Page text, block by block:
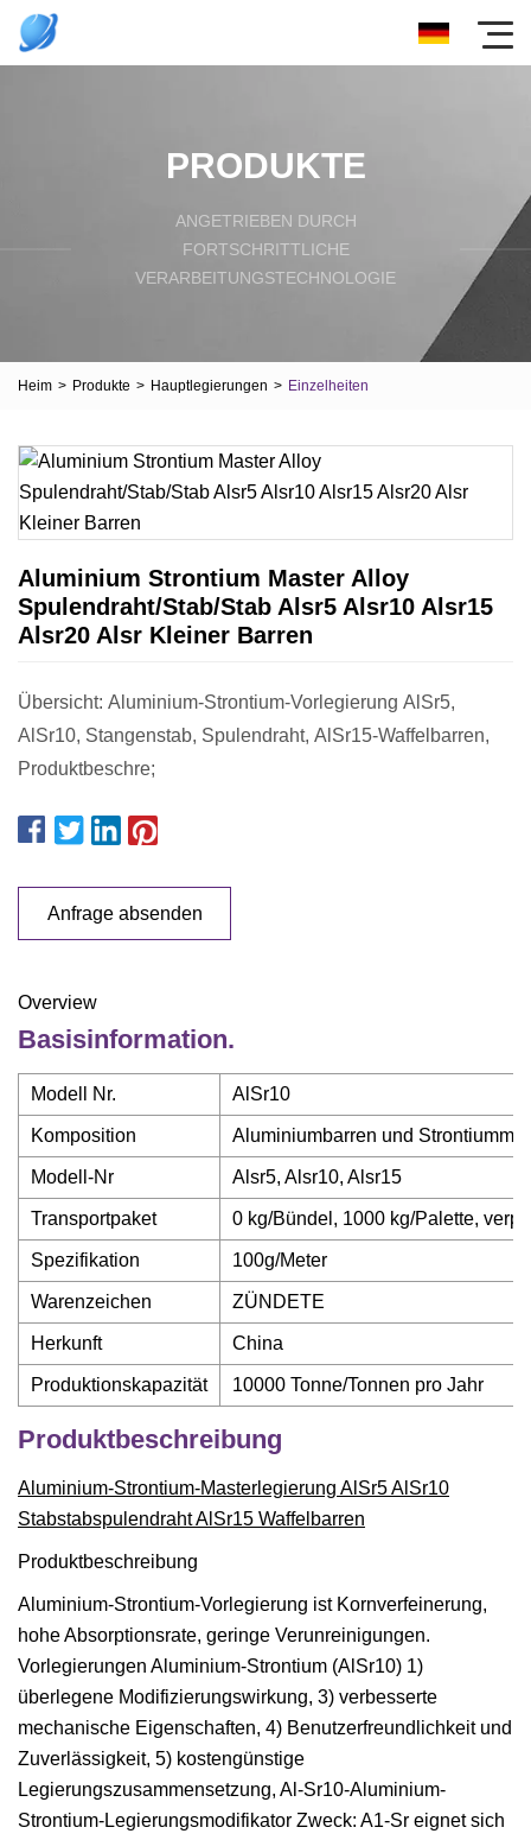
PRODUKTE
ANGETRIEBEN DURCH
FORTSCHRITTLICHE
VERARBEITUNGSTECHNOLOGIE
Heim > Produkte > Hauptlegierungen > Einzelheiten
Aluminium Strontium Master Alloy
Spulendraht/Stab/Stab Alsr5 Alsr10 Alsr15
Alsr20 Alsr Kleiner Barren
Übersicht: Aluminium-Strontium-Vorlegierung AlSr5,
AlSr10, Stangenstab, Spulendraht, AlSr15-Waffelbarren,
Produktbeschre;
Anfrage absenden
Overview
Basisinformation.
Modell Nr. AlSr10
Komposition Aluminiumbarren und
Modell-Nr Alsr5, Alsr10, Alsr15
Transportpaket 0 kg/Bündel, 1000 kg/Palette,
Spezifikation 100g/Meter
Warenzeichen ZÜNDETE
Herkunft China
Produktionskapazität 10000 Tonne/Tonnen pro Jahr
Produktbeschreibung
Aluminium-Strontium-Masterlegierung AlSr5 AlSr10
Stabstabspulendraht AlSr15 Waffelbarren
Produktbeschreibung
Aluminium-Strontium-Vorlegierung ist Kornverfeinerung,
hohe Absorptionsrate, geringe Verunreinigungen.
Vorlegierungen Aluminium-Strontium (AlSr10) 1)
überlegene Modifizierungswirkung, 3) verbesserte
mechanische Eigenschaften, 4) Benutzerfreundlichkeit und
Zuverlässigkeit, 5) kostengünstige
Legierungszusammensetzung, Al-Sr10-Aluminium-
Strontium-Legierungsmodifikator Zweck: A1-Sr eignet sich